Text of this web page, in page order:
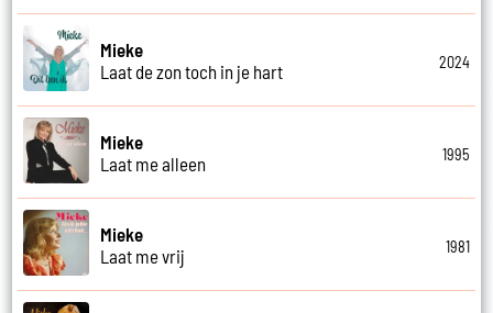
Mieke
Laat de zon toch in je hart
2024
Mieke
Laat me alleen
1995
Mieke
Laat me vrij
1981